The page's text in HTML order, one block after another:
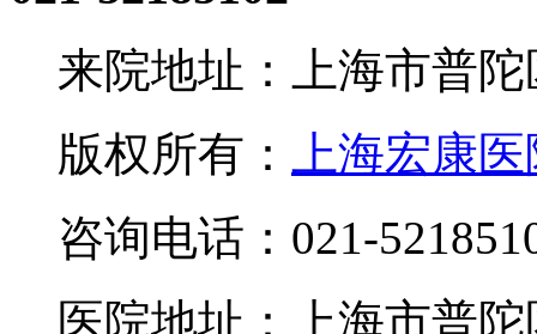
来院地址：上海市普
版权所有：
上海宏康
咨询电话：021-
医院地址：上海市普